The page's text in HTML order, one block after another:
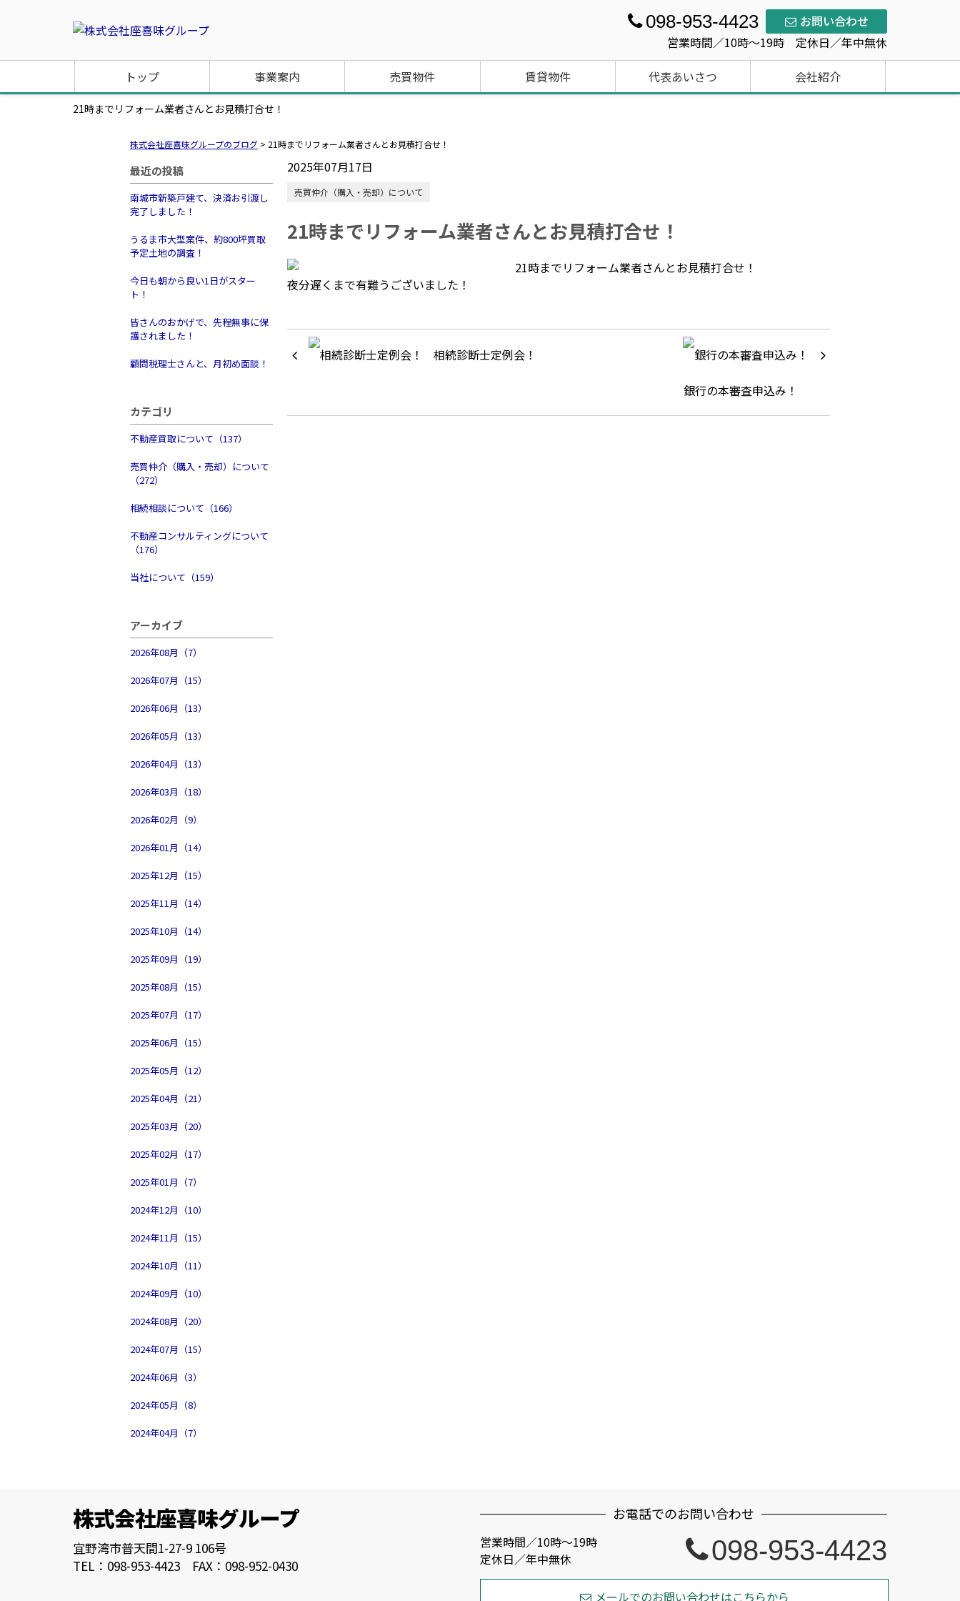
098-953-4423
お問い合わせ
営業時間／10時～19時 定休日／年中無休
トップ
事業案内 売買物件 賃貸物件 代表あいさつ 会社紹介
21時までリフォーム業者さんとお見積打合せ！
株式会社座喜味グループのブログ > 21時までリフォーム業者さんとお見積打合せ！
最近の投稿
南城市新築戸建て、決済お引渡し
完了しました！
うるま市大型案件、約800坪買取
予定土地の調査！
今日も朝から良い1日がスター
ト！
皆さんのおかげで、先程無事に保
護されました！
顧問税理士さんと、月初め面談！
カテゴリ
不動産買取について（137）
売買仲介（購入・売却）について
（272）
相続相談について（166）
不動産コンサルティングについて
（176）
当社について（159）
アーカイブ
2026年08月（7）
2026年07月（15）
2026年06月（13）
2026年05月（13）
2026年04月（13）
2026年03月（18）
2026年02月（9）
2026年01月（14）
2025年12月（15）
2025年11月（14）
2025年10月（14）
2025年09月（19）
2025年08月（15）
2025年07月（17）
2025年06月（15）
2025年05月（12）
2025年04月（21）
2025年03月（20）
2025年02月（17）
2025年01月（7）
2024年12月（10）
2024年11月（15）
2024年10月（11）
2024年09月（10）
2024年08月（20）
2024年07月（15）
2024年06月（3）
2024年05月（8）
2024年04月（7）
2025年07月17日
売買仲介（購入・売却）について
21時までリフォーム業者さんとお見積打合せ！
21時までリフォーム業者さんとお見積打合せ！
夜分遅くまで有難うございました！
相続診断士定例会！
銀行の本審査申込み！
株式会社座喜味グループ
宜野湾市普天間1-27-9 106号
TEL：098-953-4423 FAX：098-952-0430
お電話でのお問い合わせ
営業時間／10時～19時
定休日／年中無休
098-953-4423
メールでのお問い合わせはこちらから